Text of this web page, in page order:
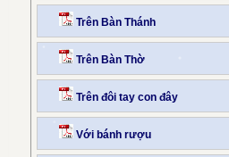
Trên Bàn Thánh
Trên Bàn Thờ
Trên đôi tay con đây
Với bánh rượu